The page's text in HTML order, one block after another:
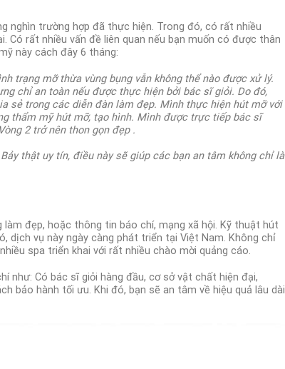
nghìn trường hợp đã thực hiện. Trong đó, có rất nhiều
Có rất nhiều vấn đề liên quan nếu bạn muốn có được thân
này cách đây 6 tháng:
trạng mỡ thừa vùng bụng vẫn không thể nào được xử lý.
chỉ an toàn nếu được thực hiện bởi bác sĩ giỏi. Do đó,
sẻ trong các diễn đàn làm đẹp. Mình thực hiện hút mỡ với
thẩm mỹ hút mỡ, tạo hình. Mình được trực tiếp bác sĩ
2 trở nên thon gọn đẹp .
thật uy tín, điều này sẽ giúp các bạn an tâm không chỉ là
đẹp, hoặc thông tin báo chí, mạng xã hội. Kỹ thuật hút
dịch vụ này ngày càng phát triển tại Việt Nam. Không chỉ
spa triển khai với rất nhiều chào mời quảng cáo.
như: Có bác sĩ giỏi hàng đầu, cơ sở vật chất hiện đại,
bảo hành tối ưu. Khi đó, bạn sẽ an tâm về hiệu quả lâu dài